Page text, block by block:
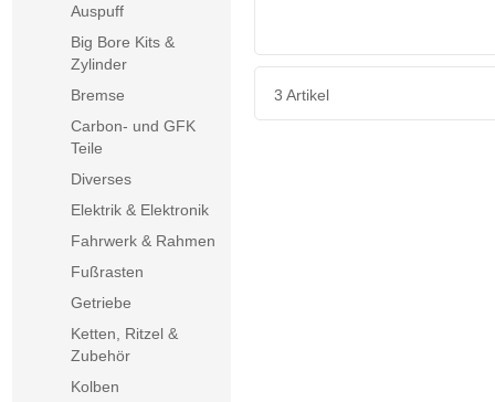
3 Artikel
Auspuff
Big Bore Kits &
Zylinder
Bremse
Carbon- und GFK
Teile
Diverses
Elektrik & Elektronik
Fahrwerk & Rahmen
Fußrasten
Getriebe
Ketten, Ritzel &
Zubehör
Kolben